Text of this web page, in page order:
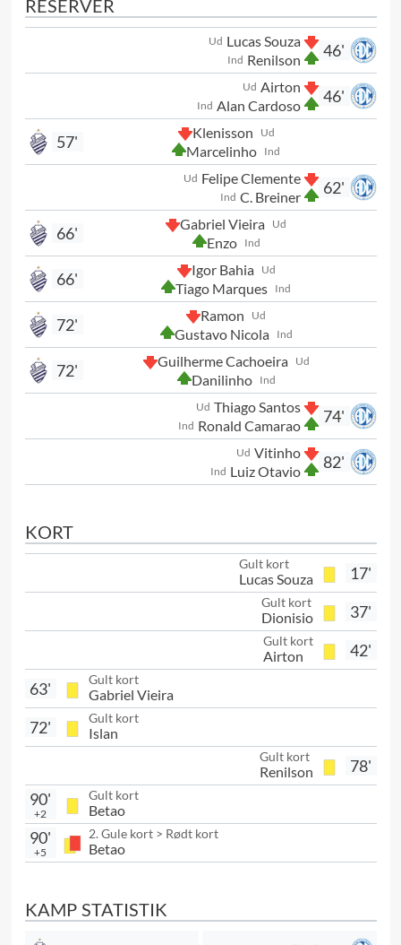
RESERVER
46'
Ud Lucas Souza
Ind Renilson
46'
Ud Airton
Ind Alan Cardoso
Ud
Klenisson
Ind
Marcelinho
57'
62'
Ud Felipe Clemente
Ind C. Breiner
Ud
Gabriel Vieira
Ind
Enzo
66'
Ud
Igor Bahia
Ind
Tiago Marques
66'
Ud
Ramon
Ind
Gustavo Nicola
72'
Ud
Guilherme Cachoeira
Ind
Danilinho
72'
74'
Ud Thiago Santos
Ind Ronald Camarao
82'
Ud Vitinho
Ind Luiz Otavio
KORT
17'
Gult kort
Lucas Souza
37'
Gult kort
Dionisio
42'
Gult kort
Airton
Gult kort
Gabriel Vieira
63'
Gult kort
Islan
72'
78'
Gult kort
Renilson
Gult kort
Betao
90'
+2
2. Gule kort > Rødt kort
Betao
90'
+5
KAMP STATISTIK